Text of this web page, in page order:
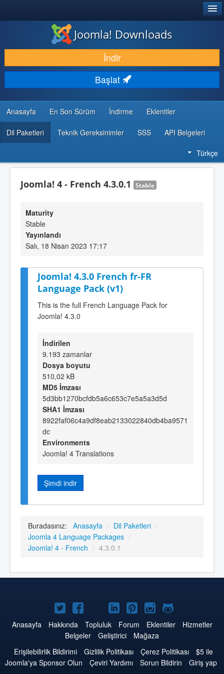
İNDIR & GENIŞLET
KEŞFET & ÖĞREN
TOPLULUK & DESTEK
GELIŞTIRICI KAYNAKLARI
Joomla! Downloads
İndir
Başlat
Anasayfa En Son Sürüm İndirme Eklentiler
Dil Paketleri Teknik Gereksinimler SSS API Belgeleri
Türkçe
Joomla! 4 - French 4.3.0.1 Stable
Maturity
Stable
Yayınlandı
Salı, 18 Nisan 2023 17:17
Joomla! 4.3.0 French fr-FR
Language Pack (v1)
This is the full French Language Pack for
Joomla! 4.3.0
İndirilen
9.193 zamanlar
Dosya boyutu
510,02 kB
MD5 İmzası
5d3bb1270bcfdb5a6c653c7e5a5a3d5d
SHA1 İmzası
8922faf06c4a9df8eab2133022840db4ba9571
dc
Environments
Joomla! 4 Translations
Şimdi indir
Buradasınız: Anasayfa / Dil Paketleri /
Joomla 4 Language Packages /
Joomla! 4 - French / 4.3.0.1
Twitter'da
Joomla
Facebook'da
Joomla
YouTube'da
Joomla
LinkedIn'de
Joomla
Pinterest'de
Joomla
Instagram'da
Joomla
GitHub'da
Joomla
Anasayfa Hakkında Topluluk Forum Eklentiler
Hizmetler
Belgeler
Geliştirici
Mağaza
Erişilebilirlik Bildirimi
Gizlilik Politikası Çerez Politikası
$5 ile
Joomla'ya Sponsor Olun
Çeviri Yardımı Sorun Bildirin
Giriş yap